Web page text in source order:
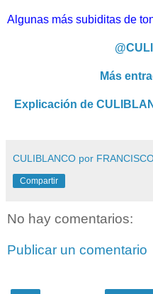
Algunas más subiditas de
Más
Explicación de
CULIBLANCO por
Compartir
No hay comentarios:
Publicar un comentario